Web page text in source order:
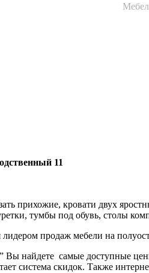
11
прихожие, кровати двух
тумбы под обувь, столы
продаж мебели на
Вы найдете самые доступные
система скидок. Также